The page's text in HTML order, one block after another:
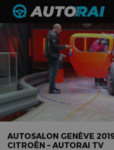
Autonieuws
Podcast
Autotests
Automerken
Adverteren
Contact
MotorRAI.nl
AUTOSALON GENÈVE
CITROËN – AUTORAI TV